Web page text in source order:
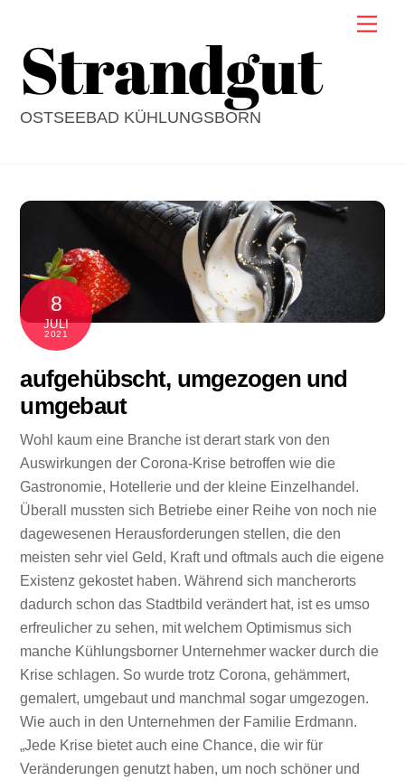
contentStrandgut
OSTSEEBAD KÜHLUNGSBORN
8
JULI
2021
aufgehübscht, umgezogen und
umgebaut
Wohl kaum eine Branche ist derart stark von den
Auswirkungen der Corona-Krise betroffen wie die
Gastronomie, Hotellerie und der kleine Einzelhandel.
Überall mussten sich Betriebe einer Reihe von noch nie
dagewesenen Herausforderungen stellen, die den
meisten sehr viel Geld, Kraft und oftmals auch die eigene
Existenz gekostet haben. Während sich mancherorts
dadurch schon das Stadtbild verändert hat, ist es umso
erfreulicher zu sehen, mit welchem Optimismus sich
manche Kühlungsborner Unternehmer wacker durch die
Krise schlagen. So wurde trotz Corona, gehämmert,
gemalert, umgebaut und manchmal sogar umgezogen.
Wie auch in den Unternehmen der Familie Erdmann.
„Jede Krise bietet auch eine Chance, die wir für
Veränderungen genutzt haben, um noch schöner und